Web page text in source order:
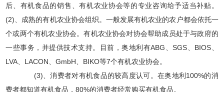
后、有机食品的销售、有机农业协会等的专业咨询给予适当补贴。
(2)、成熟的有机农业协会组织。一般发展有机农业的农户都会依托一
个或两个有机农业协会。有机农业协会对协会帮助成员处于与政府的
一些事务，并提供技术支持。目前，奥地利有ABG、SGS、BIOS、
LVA、LACON、GmbH、BIKO等7个有机农业协会。
(3)、消费者对有机食品的较高度认可。在奥地利100%的消
费者都知道有机食品，80%的消费者经常购买有机食品。